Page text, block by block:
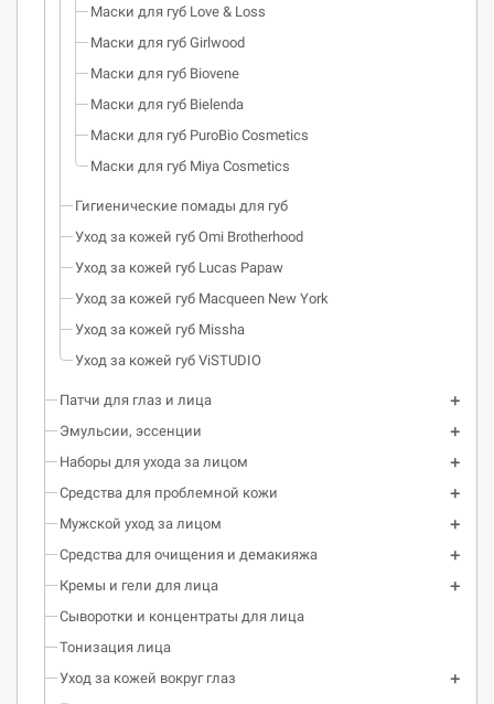
Маски для губ Love & Loss
Маски для губ Girlwood
Маски для губ Biovene
Маски для губ Bielenda
Маски для губ PuroBio Cosmetics
Маски для губ Miya Cosmetics
Гигиенические помады для губ
Уход за кожей губ Omi Brotherhood
Уход за кожей губ Lucas Papaw
Уход за кожей губ Macqueen New York
Уход за кожей губ Missha
Уход за кожей губ ViSTUDIO
Патчи для глаз и лица
Эмульсии, эссенции
Наборы для ухода за лицом
Средства для проблемной кожи
Мужской уход за лицом
Средства для очищения и демакияжа
Кремы и гели для лица
Сыворотки и концентраты для лица
Тонизация лица
Уход за кожей вокруг глаз